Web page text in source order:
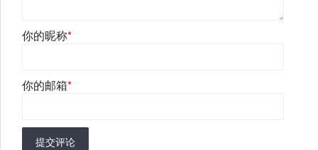
你的昵称*
你的邮箱*
提交评论